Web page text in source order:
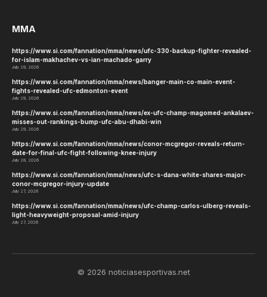
MMA
https://www.si.com/fannation/mma/news/ufc-330-backup-fighter-revealed-
for-islam-makhachev-vs-ian-machado-garry
July 29, 2026
https://www.si.com/fannation/mma/news/banger-main-co-main-event-
fights-revealed-ufc-edmonton-event
July 29, 2026
https://www.si.com/fannation/mma/news/ex-ufc-champ-magomed-ankalaev-
misses-out-rankings-bump-ufc-abu-dhabi-win
July 29, 2026
https://www.si.com/fannation/mma/news/conor-mcgregor-reveals-return-
date-for-final-ufc-fight-following-knee-injury
July 28, 2026
https://www.si.com/fannation/mma/news/ufc-s-dana-white-shares-major-
conor-mcgregor-injury-update
July 27, 2026
https://www.si.com/fannation/mma/news/ufc-champ-carlos-ulberg-reveals-
light-heavyweight-proposal-amid-injury
July 27, 2026
© 2026 noticiasesportivas.net